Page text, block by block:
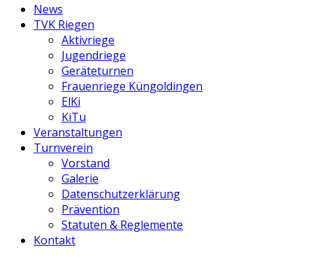
News
TVK Riegen
Aktivriege
Jugendriege
Geräteturnen
Frauenriege Küngoldingen
ElKi
KiTu
Veranstaltungen
Turnverein
Vorstand
Galerie
Datenschutzerklärung
Prävention
Statuten & Reglemente
Kontakt